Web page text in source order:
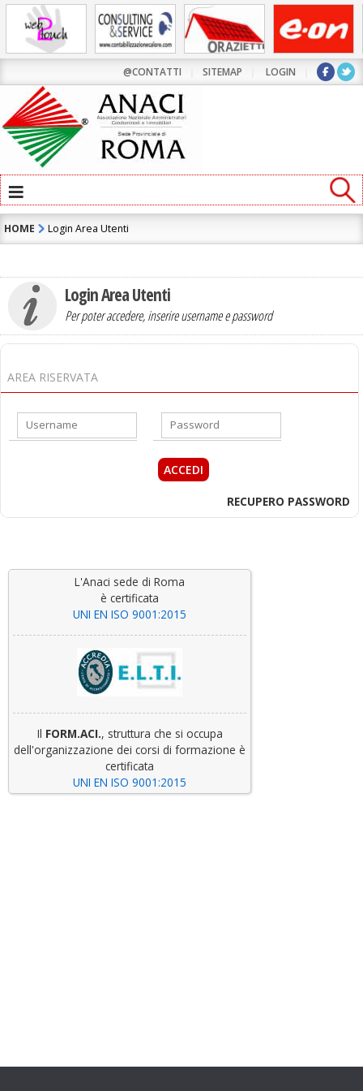
@CONTATTI SITEMAP LOGIN
≡
HOME Login Area Utenti
Login Area Utenti
Per poter accedere, inserire username e password
AREA RISERVATA
RECUPERO PASSWORD
L'Anaci sede di Roma
è certificata
UNI EN ISO 9001:2015
Il FORM.ACI., struttura che si occupa
dell'organizzazione dei corsi di formazione è
certificata
UNI EN ISO 9001:2015